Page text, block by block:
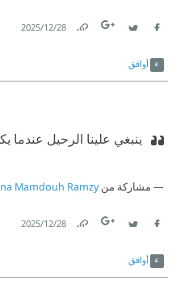
28‏/12‏/2025
أوافق
ينبغي علينا الرحيل عندما
مشاركة منMamdouh Ramzy
28‏/12‏/2025
أوافق